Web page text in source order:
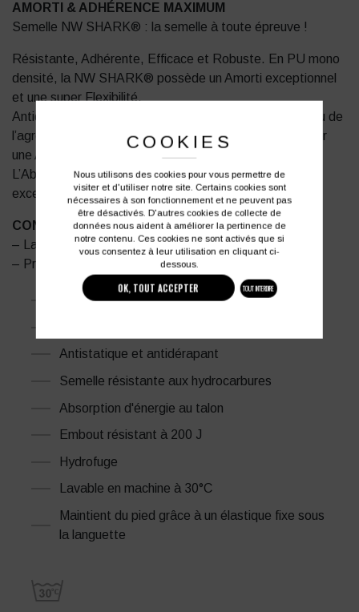
AMORTI & ADHÉRENCE MAXIMUM
Semelle NW SHARK® : la semelle à toute épreuve !
Résistante, Adhérente, Efficace et Robuste. En PU mono
densité, la NW SHARK® possède un Amorti exceptionnel
et une super Flexibilité.
Antidérapante, un relief spécialement créé pour le milieu de
l’agroalimentaire. Découpée dans la masse pour assurer
une Adhérence Optimale.
L’Absorbeur d’Énergie au niveau du talon assure un
excellent amorti.
CONSEIL ENTRETIEN
– Lavable en machine à 30°C maxi
– Programme court 15 minutes maxi
Norme :EN ISO 20345S2 SRC
Antistatique et antidérapant
Semelle résistante aux hydrocarbures
Absorption d'énergie au talon
Embout résistant à 200 J
Hydrofuge
Lavable en machine à 30°C
Maintient du pied grâce à un élastique fixe sous
la languette
COOKIES
Nous utilisons des cookies pour vous permettre de
visiter et d'utiliser notre site. Certains cookies sont
nécessaires à son fonctionnement et ne peuvent pas
être désactivés. D'autres cookies de collecte de
données nous aident à améliorer la pertinence de
notre contenu. Ces cookies ne sont activés que si
vous consentez à leur utilisation en cliquant ci-
dessous.
OK, TOUT ACCEPTER TOUT INTERDIRE